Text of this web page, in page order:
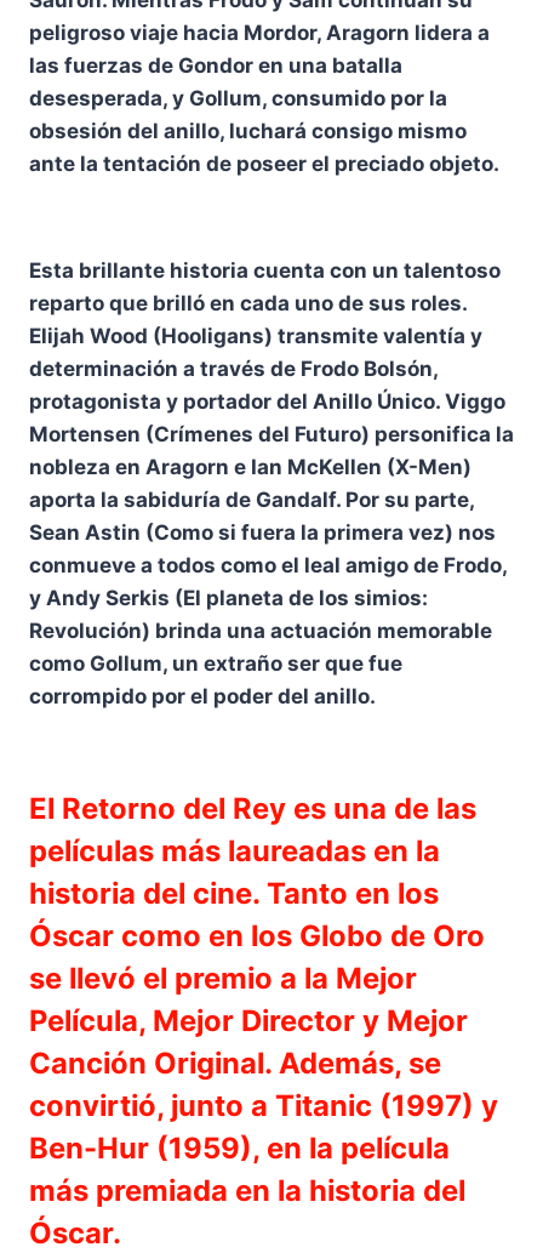
peligroso viaje hacia Mordor, Aragorn lidera a
las fuerzas de Gondor en una batalla
desesperada, y Gollum, consumido por la
obsesión del anillo, luchará consigo mismo
ante la tentación de poseer el preciado objeto.
Esta brillante historia cuenta con un talentoso
reparto que brilló en cada uno de sus roles.
Elijah Wood (Hooligans) transmite valentía y
determinación a través de Frodo Bolsón,
protagonista y portador del Anillo Único. Viggo
Mortensen (Crímenes del Futuro) personifica la
nobleza en Aragorn e Ian McKellen (X-Men)
aporta la sabiduría de Gandalf. Por su parte,
Sean Astin (Como si fuera la primera vez) nos
conmueve a todos como el leal amigo de Frodo,
y Andy Serkis (El planeta de los simios:
Revolución) brinda una actuación memorable
como Gollum, un extraño ser que fue
corrompido por el poder del anillo.
El Retorno del Rey es una de las
películas más laureadas en la
historia del cine. Tanto en los
Óscar como en los Globo de Oro
se llevó el premio a la Mejor
Película, Mejor Director y Mejor
Canción Original. Además, se
convirtió, junto a Titanic (1997) y
Ben-Hur (1959), en la película
más premiada en la historia del
Óscar.